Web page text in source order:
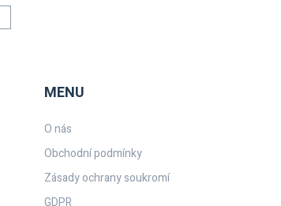
MENU
O nás
Obchodní podmínky
Zásady ochrany soukromí
GDPR